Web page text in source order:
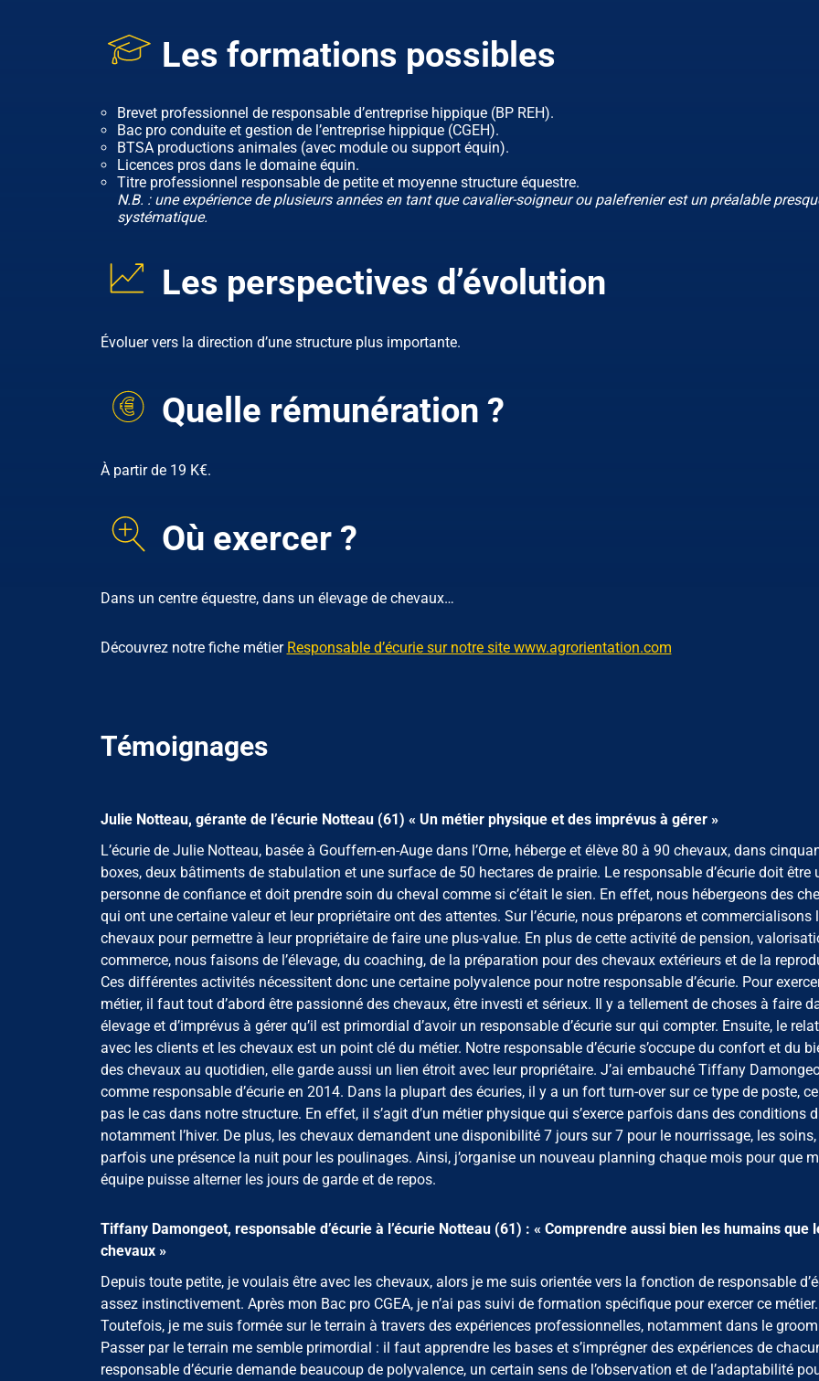
Les formations possibles
Brevet professionnel de responsable d’entreprise hippique (BP REH).
Bac pro conduite et gestion de l’entreprise hippique (CGEH).
BTSA productions animales (avec module ou support équin).
Licences pros dans le domaine équin.
Titre professionnel responsable de petite et moyenne structure équestre.
N.B. : une expérience de plusieurs années en tant que cavalier-soigneur ou palefrenier est un préalable
systématique.
Les perspectives d’évolution
Évoluer vers la direction d’une structure plus importante.
Quelle rémunération ?
À partir de 19 K€.
Où exercer ?
Dans un centre équestre, dans un élevage de chevaux…
Découvrez notre fiche métier Responsable d’écurie sur notre site www.agrorientation.com
Témoignages
Julie Notteau, gérante de l’écurie Notteau (61) « Un métier physique et des imprévus à gérer »
L’écurie de Julie Notteau, basée à Gouffern-en-Auge dans l’Orne, héberge et élève 80 à 90 chevaux, dans
boxes, deux bâtiments de stabulation et une surface de 50 hectares de prairie. Le responsable d’écurie doit être
personne de confiance et doit prendre soin du cheval comme si c’était le sien. En effet, nous hébergeons des
qui ont une certaine valeur et leur propriétaire ont des attentes. Sur l’écurie, nous préparons et commercialisons
chevaux pour permettre à leur propriétaire de faire une plus-value. En plus de cette activité de pension,
commerce, nous faisons de l’élevage, du coaching, de la préparation pour des chevaux extérieurs et de la
Ces différentes activités nécessitent donc une certaine polyvalence pour notre responsable d’écurie. Pour
métier, il faut tout d’abord être passionné des chevaux, être investi et sérieux. Il y a tellement de choses à faire
élevage et d’imprévus à gérer qu’il est primordial d’avoir un responsable d’écurie sur qui compter. Ensuite, le
avec les clients et les chevaux est un point clé du métier. Notre responsable d’écurie s’occupe du confort et du
des chevaux au quotidien, elle garde aussi un lien étroit avec leur propriétaire. J’ai embauché Tiffany
comme responsable d’écurie en 2014. Dans la plupart des écuries, il y a un fort turn-over sur ce type de poste, ce
pas le cas dans notre structure. En effet, il s’agit d’un métier physique qui s’exerce parfois dans des conditions
notamment l’hiver. De plus, les chevaux demandent une disponibilité 7 jours sur 7 pour le nourrissage, les soins,
parfois une présence la nuit pour les poulinages. Ainsi, j’organise un nouveau planning chaque mois pour que
équipe puisse alterner les jours de garde et de repos.
Tiffany Damongeot, responsable d’écurie à l’écurie Notteau (61) : « Comprendre aussi bien les humains que
chevaux »
Depuis toute petite, je voulais être avec les chevaux, alors je me suis orientée vers la fonction de responsable
assez instinctivement. Après mon Bac pro CGEA, je n’ai pas suivi de formation spécifique pour exercer ce métier.
Toutefois, je me suis formée sur le terrain à travers des expériences professionnelles, notamment dans le
Passer par le terrain me semble primordial : il faut apprendre les bases et s’imprégner des expériences de
responsable d’écurie demande beaucoup de polyvalence, un certain sens de l’observation et de l’adaptabilité